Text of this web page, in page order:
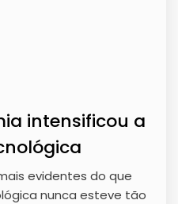
intensificou a
evidentes do que
nunca esteve tão